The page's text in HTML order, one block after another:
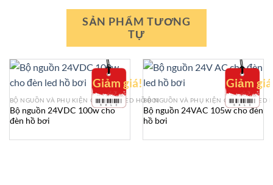
SẢN PHẨM TƯƠNG
TỰ
Giảm giá!
BỘ NGUỒN VÀ PHỤ KIỆN CHO ĐÈN LED HỒ BƠI
Bộ nguồn 24VDC 100w cho
đèn hồ bơi
Giảm
BỘ NGUỒN VÀ PHỤ KIỆN CHO ĐÈN LED
Bộ nguồn 24VAC 105w cho đèn
hồ bơi